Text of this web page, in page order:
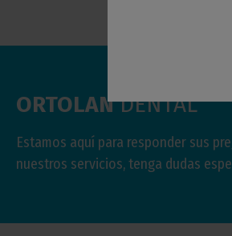
ORTOLANDENTAL
Estamos aquí para responder sus
nuestros servicios, tenga dudas